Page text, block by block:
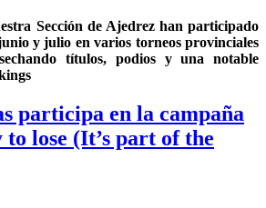
Sección de Ajedrez han participado
y julio en varios torneos provinciales
títulos, podios y una notable
participa en la campaña
lose (It’s part of the